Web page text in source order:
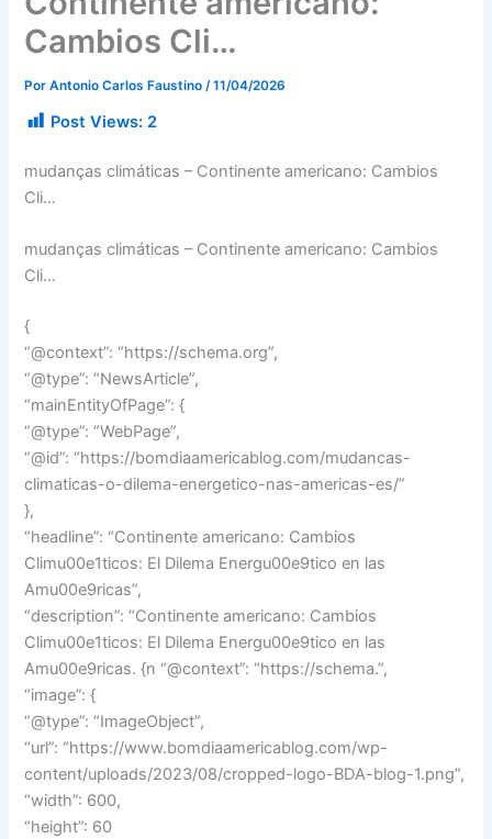
Cambios Cli…
PorAntonio Carlos Faustino /11/04/2026
Post Views: 2
mudanças climáticas – Continente americano: Cambios
Cli…
mudanças climáticas – Continente americano: Cambios
Cli…
{
“@context”: “https://schema.org”,
“@type”: “NewsArticle”,
“mainEntityOfPage”: {
“@type”: “WebPage”,
“@id”: “https://bomdiaamericablog.com/mudancas-
climaticas-o-dilema-energetico-nas-americas-es/”
},
“headline”: “Continente americano: Cambios
Climu00e1ticos: El Dilema Energu00e9tico en las
Amu00e9ricas”,
“description”: “Continente americano: Cambios
Climu00e1ticos: El Dilema Energu00e9tico en las
Amu00e9ricas. {n “@context”: “https://schema.”,
“image”: {
“@type”: “ImageObject”,
“url”: “https://www.bomdiaamericablog.com/wp-
content/uploads/2023/08/cropped-logo-BDA-blog-1.png”,
“width”: 600,
“height”: 60